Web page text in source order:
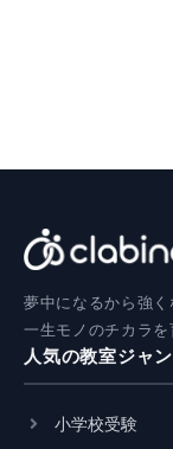
夢中になるから強く
一生モノのチカラ
人気の教室ジャ
小学校受験